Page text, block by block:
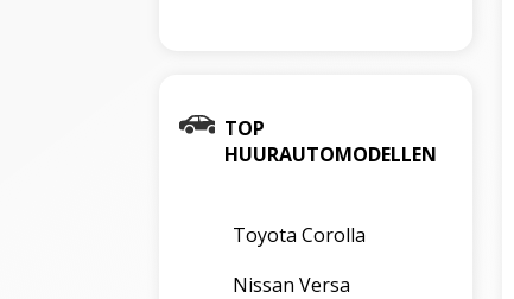
TOP
HUURAUTOMODELLEN
Toyota Corolla
Nissan Versa